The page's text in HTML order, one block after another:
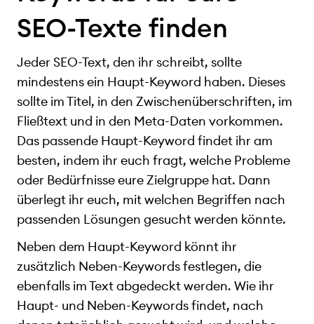
SEO-Texte finden
Jeder SEO-Text, den ihr schreibt, sollte
mindestens ein Haupt-Keyword haben. Dieses
sollte im Titel, in den Zwischenüberschriften, im
Fließtext und in den Meta-Daten vorkommen.
Das passende Haupt-Keyword findet ihr am
besten, indem ihr euch fragt, welche Probleme
oder Bedürfnisse eure Zielgruppe hat. Dann
überlegt ihr euch, mit welchen Begriffen nach
passenden Lösungen gesucht werden könnte.
Neben dem Haupt-Keyword könnt ihr
zusätzlich Neben-Keywords festlegen, die
ebenfalls im Text abgedeckt werden. Wie ihr
Haupt- und Neben-Keywords findet, nach